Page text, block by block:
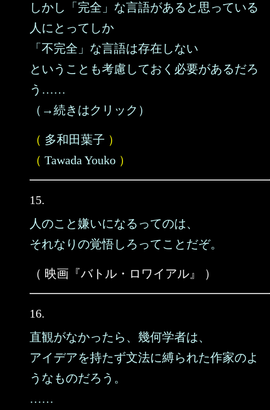
しかし「完全」な言語があると思っている
人にとってしか
「不完全」な言語は存在しない
ということも考慮しておく必要があるだろ
う……
（→続きはクリック）
（ 多和田葉子 ）
（ Tawada Youko ）
15.
人のこと嫌いになるってのは、
それなりの覚悟しろってことだぞ。
（ 映画『バトル・ロワイアル』 ）
16.
直観がなかったら、幾何学者は、
アイデアを持たず文法に縛られた作家のよ
うなものだろう。
……